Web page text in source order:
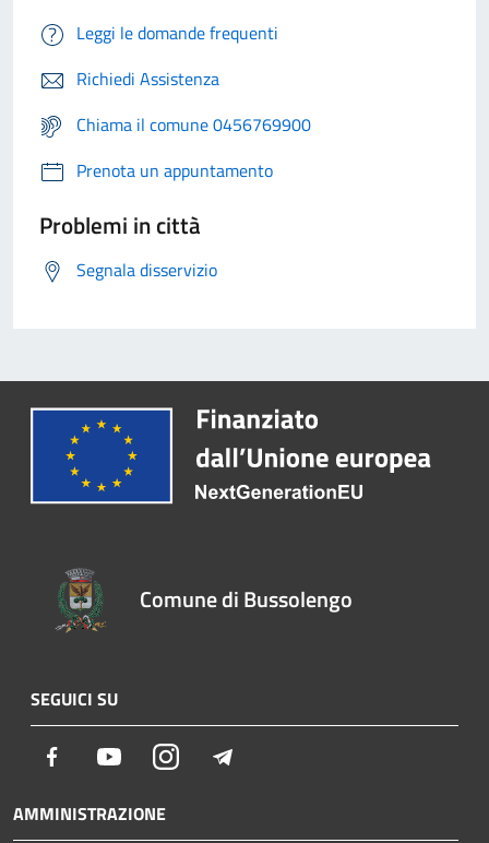
Leggi le domande frequenti
Richiedi Assistenza
Chiama il comune 0456769900
Prenota un appuntamento
Problemi in città
Segnala disservizio
Comune di Bussolengo
SEGUICI SU
Facebook YoutubeInstagram
AMMINISTRAZIONE